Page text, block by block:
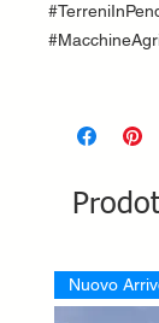
Nuovo